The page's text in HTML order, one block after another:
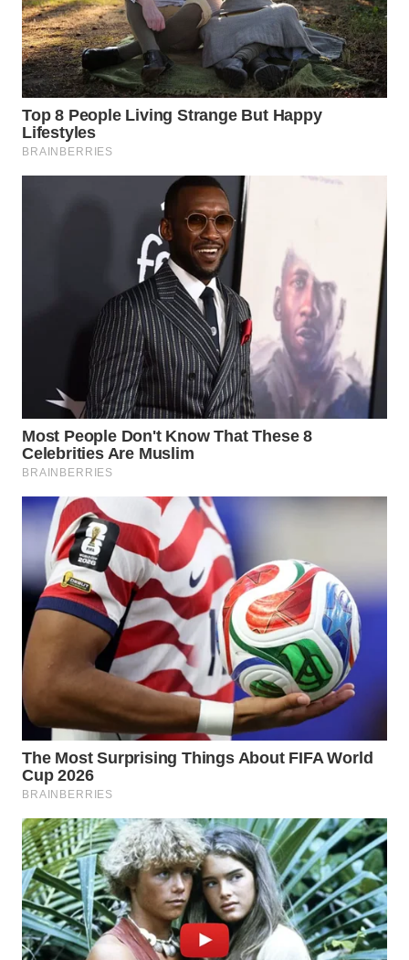
BINTAN
WN
MANDALIKA
WN
LIKUPANG
WAHANA
NEWS
WAHANA
WAHANA
ADVOKAT
WAHANA
INFRASTRUKTUR
WAHANA
KONSUMEN
WAHANA
LISTRIK
TRAVEL
WAHANA
TV
WAHANANEWS